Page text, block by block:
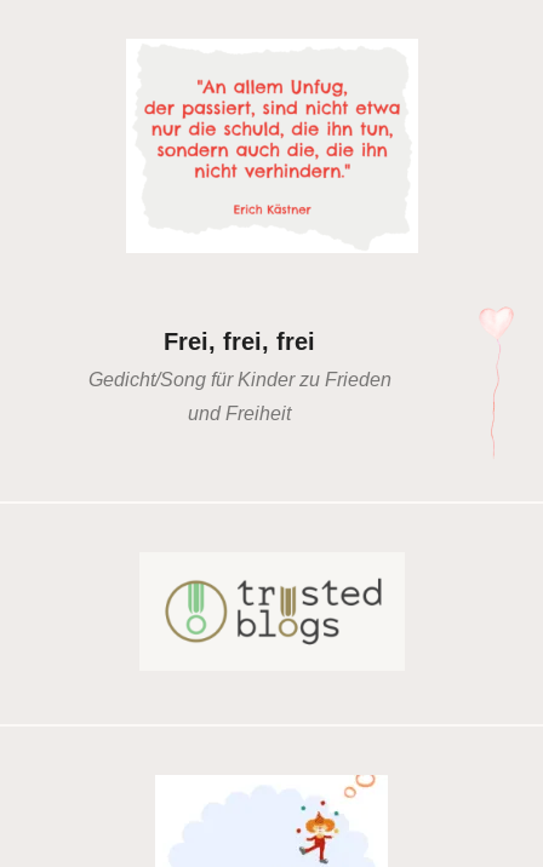
Frei, frei, frei
Gedicht/Song für Kinder zu Frieden
und Freiheit